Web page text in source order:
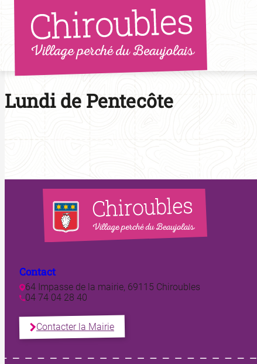
Aller
au
contenu
Lundi de Pentecôte
Contact
64 Impasse de la mairie, 69115 Chiroubles
04 74 04 28 40
Contacter la Mairie